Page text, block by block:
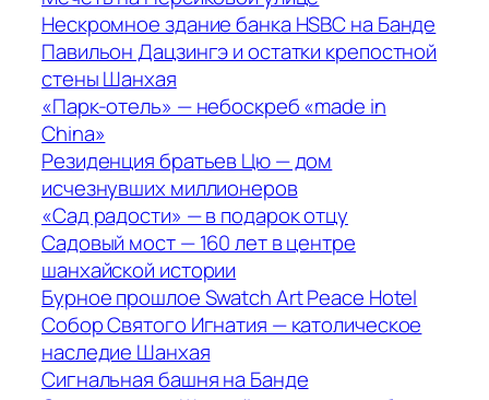
Нескромное здание банка HSBC на Банде
Павильон Дацзингэ и остатки крепостной
стены Шанхая
«Парк-отель» — небоскреб «made in
China»
Резиденция братьев Цю — дом
исчезнувших миллионеров
«Сад радости» — в подарок отцу
Садовый мост — 160 лет в центре
шанхайской истории
Бурное прошлое Swatch Art Peace Hotel
Собор Святого Игнатия — католическое
наследие Шанхая
Сигнальная башня на Банде